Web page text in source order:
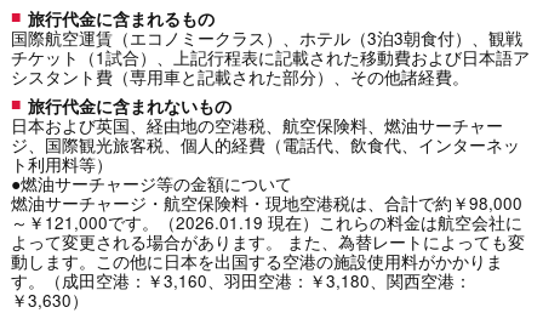
旅行代金に含まれるもの
国際航空運賃（エコノミークラス）、ホテル（3泊3朝食付）、観戦
チケット（1試合）、上記行程表に記載された移動費および日本語ア
シスタント費（専用車と記載された部分）、その他諸経費。
旅行代金に含まれないもの
日本および英国、経由地の空港税、航空保険料、燃油サーチャー
ジ、国際観光旅客税、個人的経費（電話代、飲食代、インターネッ
ト利用料等）
●燃油サーチャージ等の金額について
燃油サーチャージ・航空保険料・現地空港税は、合計で約￥98,000
～￥121,000です。（2026.01.19 現在）これらの料金は航空会社に
よって変更される場合があります。 また、為替レートによっても変
動します。この他に日本を出国する空港の施設使用料がかかりま
す。（成田空港：￥3,160、羽田空港：￥3,180、関西空港：
￥3,630）